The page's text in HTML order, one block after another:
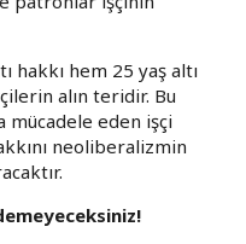
hakkı hem 25 yaş altı
alın teridir. Bu
mücadele eden işçi
neoliberalizmin